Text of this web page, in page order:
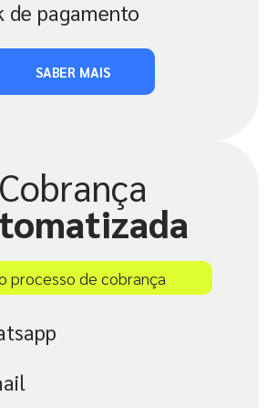
de pagamento
SABER MAIS
Cobrança
processo de cobrança​